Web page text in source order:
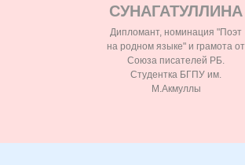
СУНАГАТУЛЛИНА
Дипломант, номинация "Поэт
на родном языке" и грамота от
Союза писателей РБ.
Студентка БГПУ им.
М.Акмуллы